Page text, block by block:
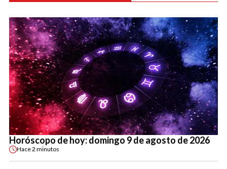
Horóscopo de hoy: domingo 9 de agosto de 2026
Hace2 minutos